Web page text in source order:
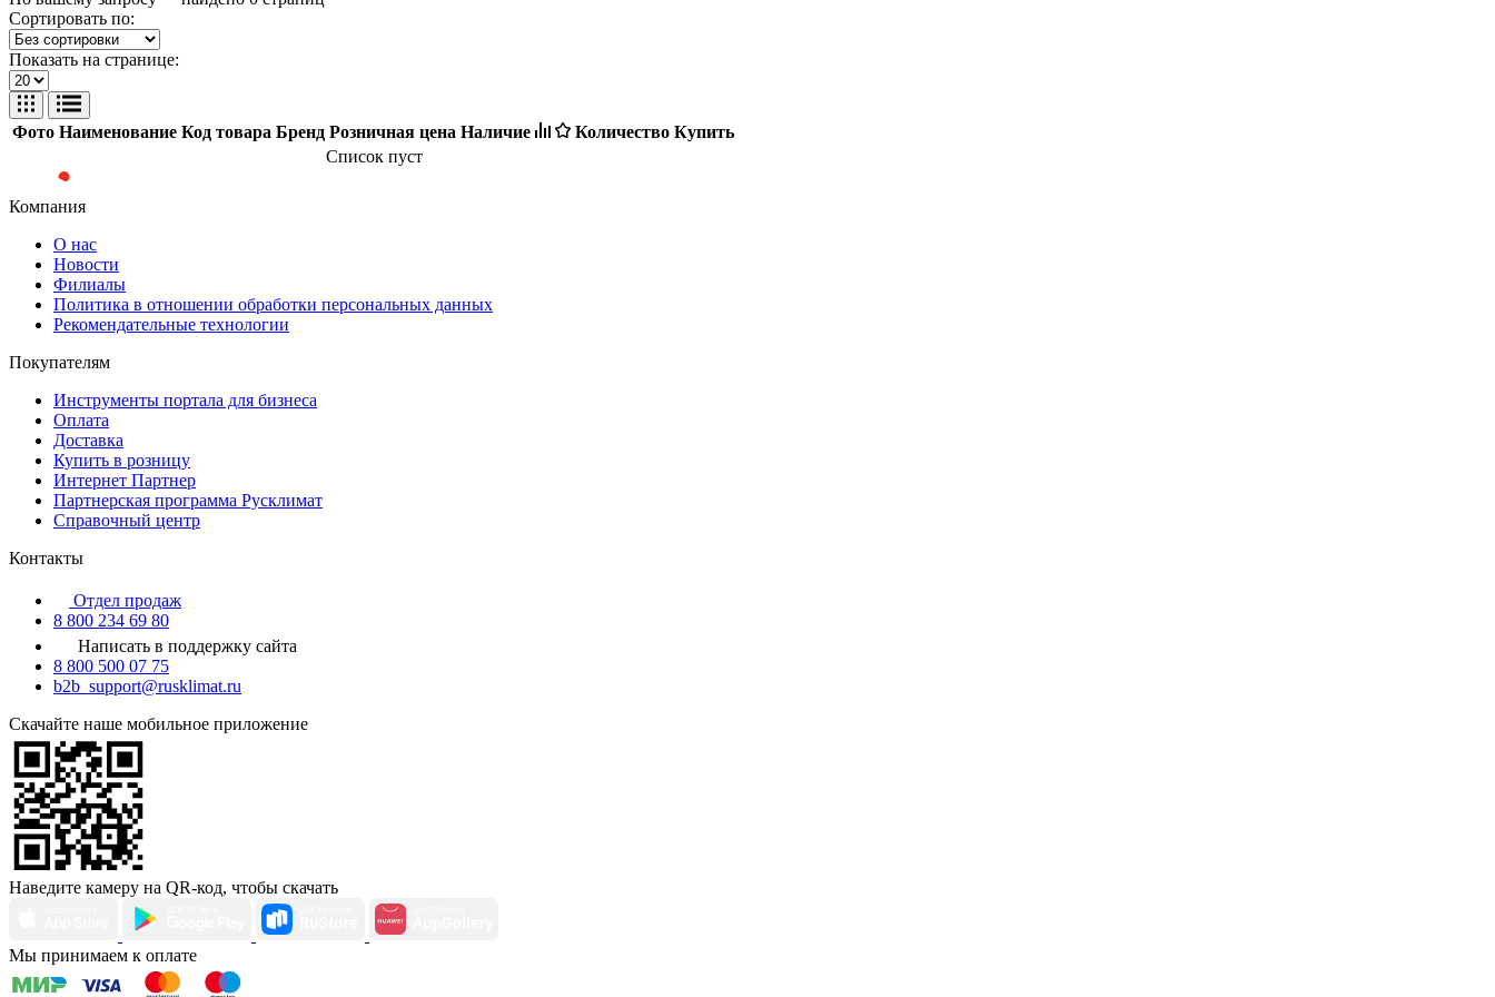
Сортировать по:
Показать на странице:
Фото Наименование Код товара Бренд Розничная цена Наличие Количество Купить
Список пуст
Компания
О нас
Новости
Филиалы
Политика в отношении обработки персональных данных
Рекомендательные технологии
Покупателям
Инструменты портала для бизнеса
Оплата
Доставка
Купить в розницу
Интернет Партнер
Партнерская программа Русклимат
Справочный центр
Контакты
Отдел продаж
8 800 234 69 80
Написать в поддержку сайта
8 800 500 07 75
b2b_support@rusklimat.ru
Скачайте наше мобильное приложение
Наведите камеру на QR-код, чтобы скачать
Мы принимаем к оплате